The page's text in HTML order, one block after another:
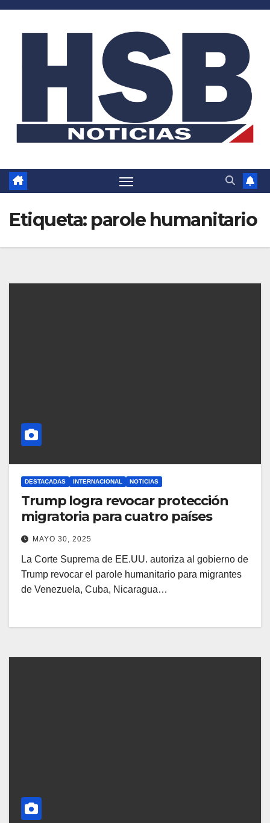
Saltar
Etiqueta: parole humanitario
DESTACADAS INTERNACIONAL NOTICIAS
Trump logra revocar protección
migratoria para cuatro países
MAYO 30, 2025
La Corte Suprema de EE.UU. autoriza al gobierno de
Trump revocar el parole humanitario para migrantes
de Venezuela, Cuba, Nicaragua…